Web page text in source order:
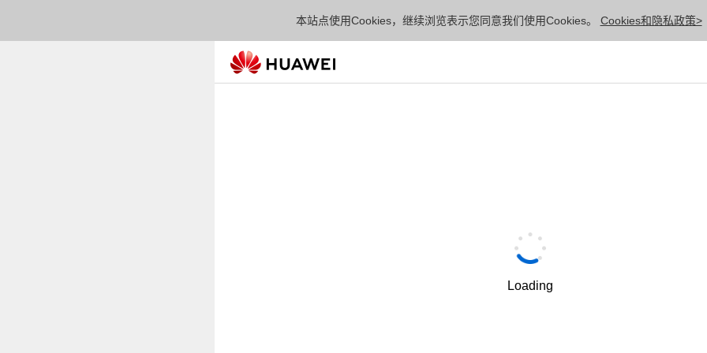
本站点使用Cookies，继续浏览表示您同意我们使用Cookies。 Cookies和隐私政策>
Loading